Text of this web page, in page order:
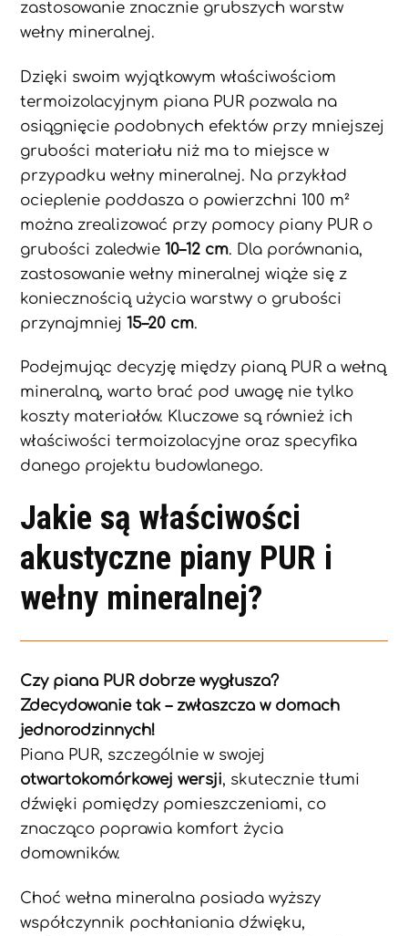
zastosowanie znacznie grubszych warstw
wełny mineralnej.
Dzięki swoim wyjątkowym właściwościom
termoizolacyjnym piana PUR pozwala na
osiągnięcie podobnych efektów przy mniejszej
grubości materiału niż ma to miejsce w
przypadku wełny mineralnej. Na przykład
ocieplenie poddasza o powierzchni 100 m²
można zrealizować przy pomocy piany PUR o
grubości zaledwie10–12 cm. Dla porównania,
zastosowanie wełny mineralnej wiąże się z
koniecznością użycia warstwy o grubości
przynajmniej15–20 cm.
Podejmując decyzję między pianą PUR a wełną
mineralną, warto brać pod uwagę nie tylko
koszty materiałów. Kluczowe są również ich
właściwości termoizolacyjne oraz specyfika
danego projektu budowlanego.
Jakie są właściwości
akustyczne piany PUR i
wełny mineralnej?
Czy piana PUR dobrze wygłusza?
Zdecydowanie tak – zwłaszcza w domach
jednorodzinnych!
Piana PUR, szczególnie w swojej
otwartokomórkowej wersji, skutecznie tłumi
dźwięki pomiędzy pomieszczeniami, co
znacząco poprawia komfort życia
domowników.
Choć wełna mineralna posiada wyższy
współczynnik pochłaniania dźwięku,